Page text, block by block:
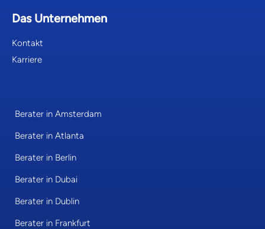
Das Unternehmen
Kontakt
Karriere
Berater in Amsterdam
Berater in Atlanta
Berater in Berlin
Berater in Dubai
Berater in Dublin
Berater in Frankfurt